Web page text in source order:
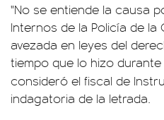
"No se entiende la causa
Internos de la Policía de
avezada en leyes del
tiempo que lo hizo
consideró el fiscal de
indagatoria de la letrada.